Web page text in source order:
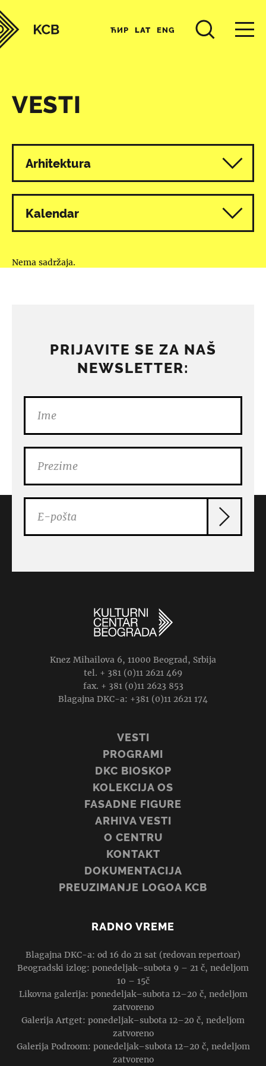
ЋИР LAT ENG
VESTI
Svi programi
Arhitektura
Kalendar
Nema sadržaja.
PRIJAVITE SE ZA NAŠ
NEWSLETTER:
Knez Mihailova 6, 11000 Beograd, Srbija
tel. + 381 (0)11 2621 469
fax. + 381 (0)11 2623 853
Blagajna DKC-a: +381 (0)11 2621 174
VESTI
PROGRAMI
DKC BIOSKOP
KOLEKCIJA OS
FASADNE FIGURE
ARHIVA VESTI
O CENTRU
KONTAKT
DOKUMENTACIJA
PREUZIMANJE LOGOA KCB
RADNO VREME
Blagajna DKC-a: od 16 do 21 sat (redovan repertoar)
Beogradski izlog: ponedeljak–subota 9 – 21 č, nedeljom
10 – 15č
Likovna galerija: ponedeljak–subota 12–20 č, nedeljom
zatvoreno
Galerija Artget: ponedeljak–subota 12–20 č, nedeljom
zatvoreno
Galerija Podroom: ponedeljak–subota 12–20 č, nedeljom
zatvoreno